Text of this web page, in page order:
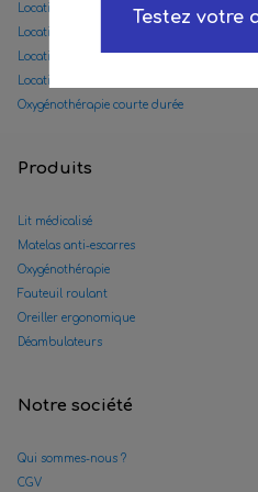
Location lit double médicalisé
Location matelas anti-escarres
Location fauteuil roulant
Location fauteuil roulant sans ordonnance
Oxygénothérapie courte durée
Produits
Lit médicalisé
Matelas anti-escarres
Oxygénothérapie
Fauteuil roulant
Oreiller ergonomique
Déambulateurs
Notre société
Qui sommes-nous ?
CGV
Testez votre